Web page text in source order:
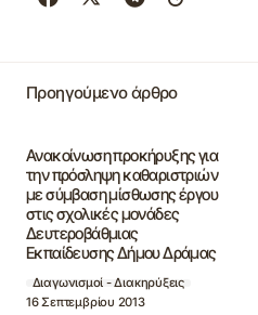
Προηγούμενο άρθρο
Ανακοίνωση προκήρυξης για
την πρόσληψη καθαριστριών
με σύμβαση μίσθωσης έργου
στις σχολικές μονάδες
Δευτεροβάθμιας
Εκπαίδευσης Δήμου Δράμας
Διαγωνισμοί - Διακηρύξεις
16 Σεπτεμβρίου 2013